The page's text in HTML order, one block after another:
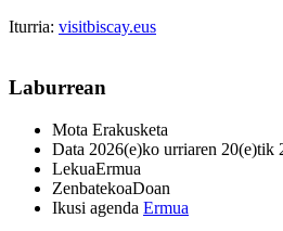
Iturria: visitbiscay.eus
Laburrean
Mota Erakusketa
Data 2026(e)ko urriaren 20(e)tik
LekuaErmua
ZenbatekoaDoan
Ikusi agenda Ermua